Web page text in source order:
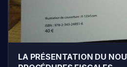
LA PRÉSENTATION DU
PROCÉDURES FISCALES
Très cher(es) lectrices et
DGI à sa tête un nouveau DG à
MORY CAMARA et un nouveau
il y a 4 j